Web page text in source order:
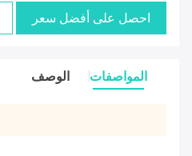
احصل على أفضل سعر
المواصفات الوصف